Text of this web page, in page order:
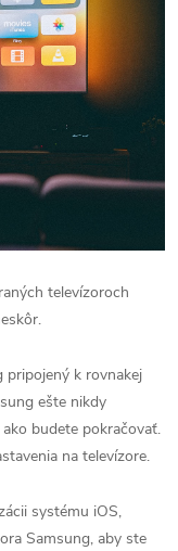
televízoroch
pripojený k rovnakej
ešte nikdy
budete pokračovať.
na televízore.
systému iOS,
Samsung, aby ste